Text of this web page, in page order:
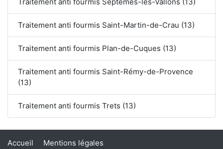
Traitement anti fourmis Saint-Martin-de-Crau (13)
Traitement anti fourmis Plan-de-Cuques (13)
Traitement anti fourmis Saint-Rémy-de-Provence
(13)
Traitement anti fourmis Trets (13)
Accueil Mentions légales